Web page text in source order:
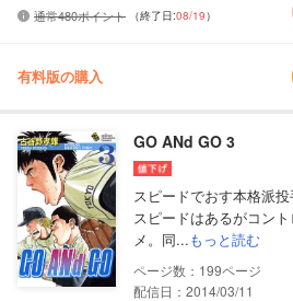
通常480ポイント （終了日:08/19）
有料版の購入
GO ANd GO 3
スピードでおす本格派投
スピードはあるがコン
メ。同...もっと読む
199
配信日：2014/03/11